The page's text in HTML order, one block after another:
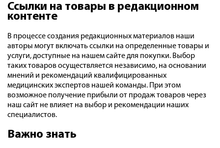
Ссылки на товары в редакционном
контенте
В процессе создания редакционных материалов наши
авторы могут включать ссылки на определенные товары и
услуги, доступные на нашем сайте для покупки. Выбор
таких товаров осуществляется независимо, на основании
мнений и рекомендаций квалифицированных
медицинских экспертов нашей команды. При этом
возможное получение прибыли от продаж товаров через
наш сайт не влияет на выбор и рекомендации наших
специалистов.
Важно знать